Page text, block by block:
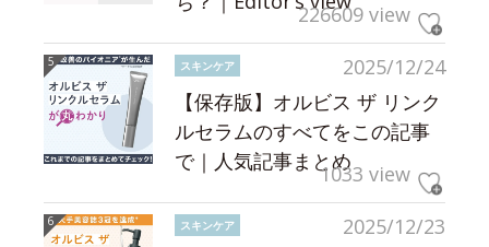
226609 view
2025/12/24
スキンケア
【保存版】オルビス ザ リンク
ルセラムのすべてをこの記事
で｜人気記事まとめ1033 view
2025/12/23
スキンケア